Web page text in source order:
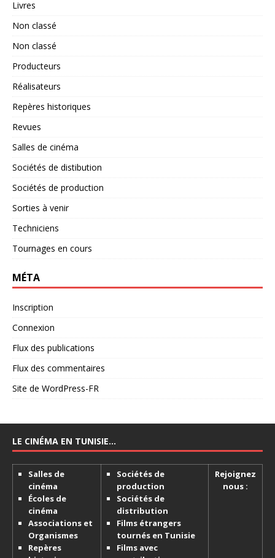
Livres
Non classé
Non classé
Producteurs
Réalisateurs
Repères historiques
Revues
Salles de cinéma
Sociétés de distibution
Sociétés de production
Sorties à venir
Techniciens
Tournages en cours
MÉTA
Inscription
Connexion
Flux des publications
Flux des commentaires
Site de WordPress-FR
LE CINÉMA EN TUNISIE…
Salles de
cinéma
Écoles de
cinéma
Associations et
Organismes
Repères
Sociétés de
production
Sociétés de
distribution
Films étrangers
tournés en Tunisie
Films avec
Rejoignez
nous :